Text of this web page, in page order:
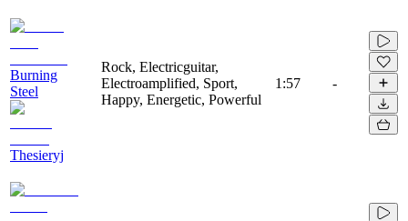
Burning
Steel
Thesieryj
Rock, Electricguitar,
Electroamplified, Sport,
Happy, Energetic, Powerful
1:57 -